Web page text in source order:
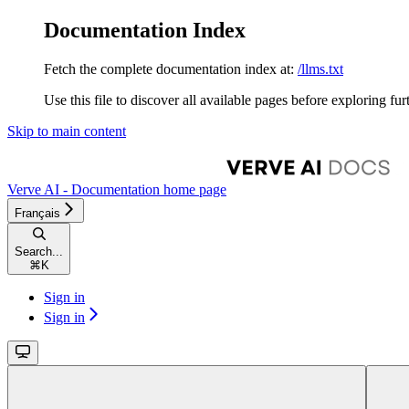
Documentation Index
Fetch the complete documentation index at: /llms.txt
Use this file to discover all available pages before exploring
Skip to main content
Verve AI - Documentation home page
Français
Search...
⌘ K
Sign in
Sign in